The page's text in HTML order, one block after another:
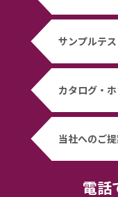
サンプルテ
カタログ・
当社へのご
電話